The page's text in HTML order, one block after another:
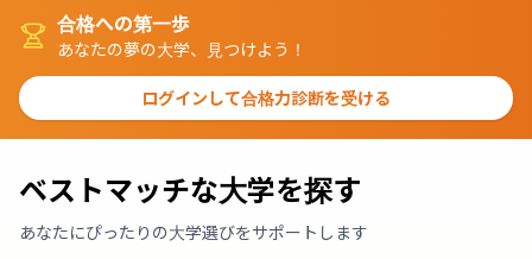
合格への第一歩
あなたの夢の大学、見つけよう！
ログインして合格力診断を受ける
ベストマッチな大学を探す
あなたにぴったりの大学選びをサポートします